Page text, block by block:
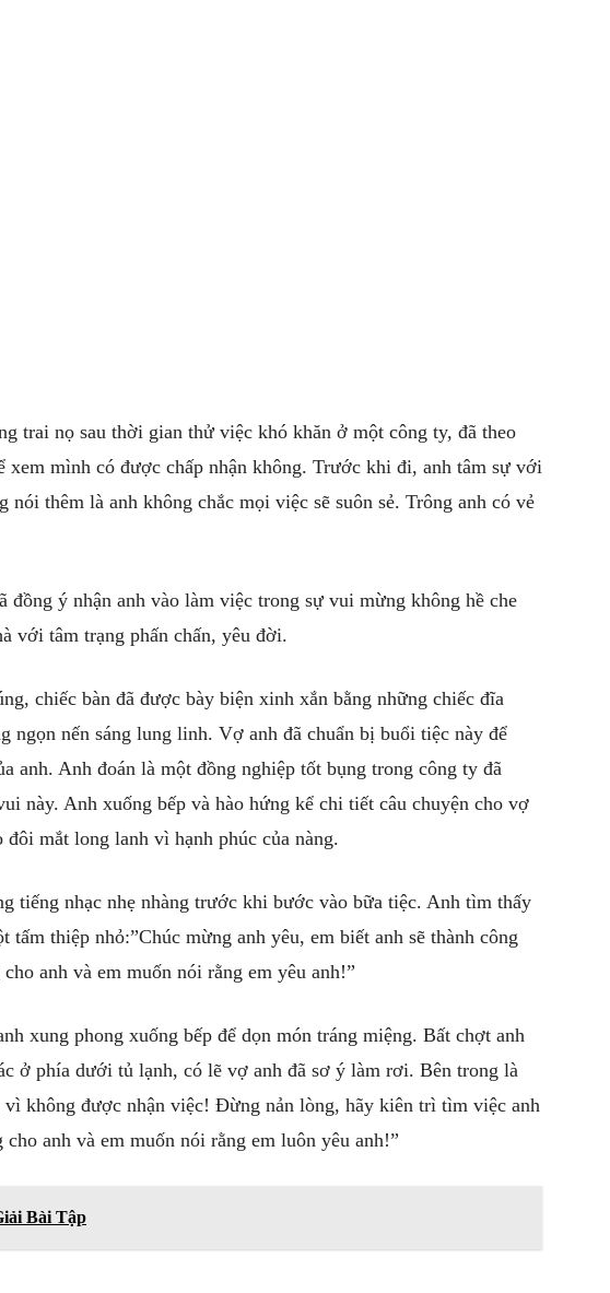
trai nọ sau thời gian thử việc khó khăn ở một công ty, đã theo
xem mình có được chấp nhận không. Trước khi đi, anh tâm sự với
nói thêm là anh không chắc mọi việc sẽ suôn sẻ. Trông anh có vẻ
đồng ý nhận anh vào làm việc trong sự vui mừng không hề che
với tâm trạng phấn chấn, yêu đời.
chiếc bàn đã được bày biện xinh xắn bằng những chiếc đĩa
ngọn nến sáng lung linh. Vợ anh đã chuẩn bị buổi tiệc này để
anh. Anh đoán là một đồng nghiệp tốt bụng trong công ty đã
này. Anh xuống bếp và hào hứng kể chi tiết câu chuyện cho vợ
mắt long lanh vì hạnh phúc của nàng.
tiếng nhạc nhẹ nhàng trước khi bước vào bữa tiệc. Anh tìm thấy
tấm thiệp nhỏ:”Chúc mừng anh yêu, em biết anh sẽ thành công
anh và em muốn nói rằng em yêu anh!”
xung phong xuống bếp để dọn món tráng miệng. Bất chợt anh
ở phía dưới tủ lạnh, có lẽ vợ anh đã sơ ý làm rơi. Bên trong là
vì không được nhận việc! Đừng nản lòng, hãy kiên trì tìm việc anh
anh và em muốn nói rằng em luôn yêu anh!”
Bài Tập